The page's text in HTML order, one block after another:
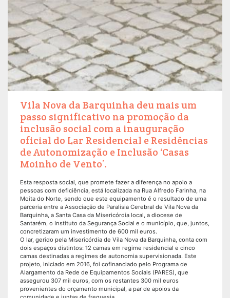
Vila Nova da Barquinha deu mais um
passo significativo na promoção da
inclusão social com a inauguração
oficial do Lar Residencial e Residências
de Autonomização e Inclusão ‘Casas
Moinho de Vento’.
Esta resposta social, que promete fazer a diferença no apoio a
pessoas com deficiência, está localizada na Rua Alfredo Farinha, na
Moita do Norte, sendo que este equipamento é o resultado de uma
parceria entre a Associação de Paralisia Cerebral de Vila Nova da
Barquinha, a Santa Casa da Misericórdia local, a diocese de
Santarém, o Instituto da Segurança Social e o município, que, juntos,
concretizaram um investimento de 600 mil euros.
O lar, gerido pela Misericórdia de Vila Nova da Barquinha, conta com
dois espaços distintos: 12 camas em regime residencial e cinco
camas destinadas a regimes de autonomia supervisionada. Este
projeto, iniciado em 2016, foi cofinanciado pelo Programa de
Alargamento da Rede de Equipamentos Sociais (PARES), que
assegurou 307 mil euros, com os restantes 300 mil euros
provenientes do orçamento municipal, a par de apoios da